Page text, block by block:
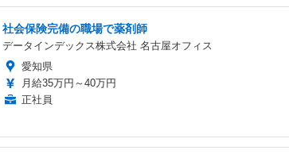
社会保険完備の職場で薬剤師
データインデックス株式会社 名古屋オフィス
愛知県
月給35万円～40万円
正社員